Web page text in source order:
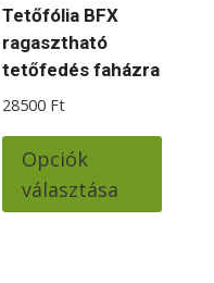
Tetőfólia BFX
ragasztható
tetőfedés faházra
28500 Ft
Opciók
választása